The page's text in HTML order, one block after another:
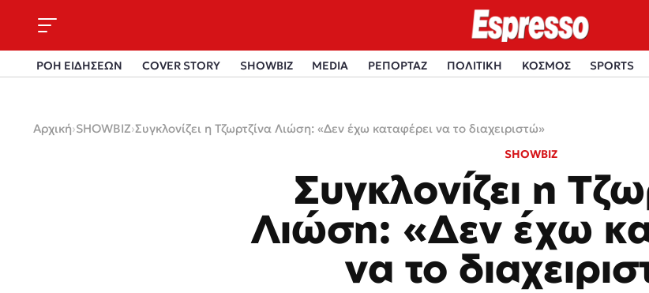
ΡΟΗ ΕΙΔΗΣΕΩΝ COVER STORY SHOWBIZ MEDIA ΡΕΠΟΡΤΑΖ ΠΟΛΙΤΙΚΗ ΚΟΣΜΟΣ SPORTS
Αρχική›SHOWBIZ›Συγκλονίζει η Τζωρτζίνα Λιώση: «Δεν έχω καταφέρει να το διαχειριστώ»
SHOWBIZ
Συγκλονίζει η
Λιώση: «Δεν έχω
να το